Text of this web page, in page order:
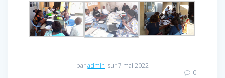
paradmin sur 7 mai 2022
0